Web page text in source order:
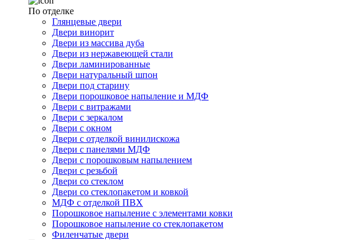
По отделке
Глянцевые двери
Двери винорит
Двери из массива дуба
Двери из нержавеющей стали
Двери ламинированные
Двери натуральный шпон
Двери под старину
Двери порошковое напыление и МДФ
Двери с витражами
Двери с зеркалом
Двери с окном
Двери с отделкой винилискожа
Двери с панелями МДФ
Двери с порошковым напылением
Двери с резьбой
Двери со стеклом
Двери со стеклопакетом и ковкой
МДФ с отделкой ПВХ
Порошковое напыление с элементами ковки
Порошковое напыление со стеклопакетом
Филенчатые двери